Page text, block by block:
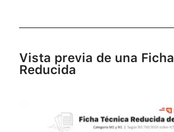
Vista previa de una Ficha
Reducida